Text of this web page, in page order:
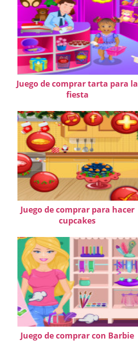
Juego de comprar tarta para la
fiesta
Juego de comprar para hacer
cupcakes
Juego de comprar con Barbie